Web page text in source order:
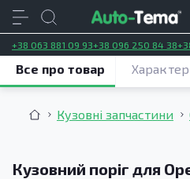
+38 063 881 09 93+38 096 250 84 38
Кузовні запчастини
Кузовний поріг для
Все про товар